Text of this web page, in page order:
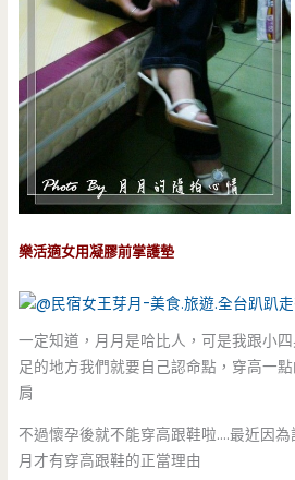
樂活適女用凝膠前掌護墊
一定知道，月月是哈比人，可是我跟小
足的地方我們就要自己認命點，穿高一
肩
不過懷孕後就不能穿高跟鞋啦….最近因
月才有穿高跟鞋的正當理由